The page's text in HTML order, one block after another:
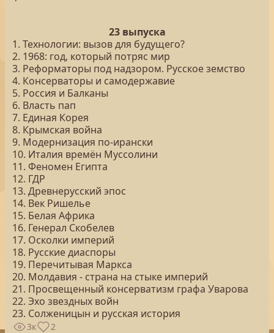
23 выпуска
1. Технологии: вызов для будущего?
2. 1968: год, который потряс мир
3. Реформаторы под надзором. Русское земство
4. Консерваторы и самодержавие
5. Россия и Балканы
6. Власть пап
7. Единая Корея
8. Крымская война
9. Модернизация по-ирански
10. Италия времён Муссолини
11. Феномен Египта
12. ГДР
13. Древнерусский эпос
14. Век Ришелье
15. Белая Африка
16. Генерал Скобелев
17. Осколки империй
18. Русские диаспоры
19. Перечитывая Маркса
20. Молдавия - страна на стыке империй
21. Просвещенный консерватизм графа Уварова
22. Эхо звездных войн
23. Солженицын и русская история
3к 2